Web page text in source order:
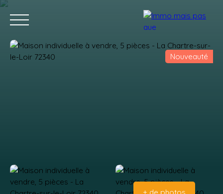
Estimation
Nouveauté
+ de photos